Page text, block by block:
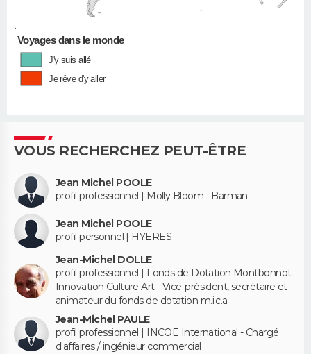
•
Voyages dans le monde
J'y suis allé
Je rêve d'y aller
VOUS RECHERCHEZ PEUT-ÊTRE
Jean Michel POOLE
profil professionnel | Molly Bloom - Barman
Jean Michel POOLE
profil personnel | HYERES
Jean-Michel DOLLE
profil professionnel | Fonds de Dotation Montbonnot
Innovation Culture Art - Vice-président, secrétaire et
animateur du fonds de dotation m.i.c.a
Jean-Michel PAULE
profil professionnel | INCOE International - Chargé
d'affaires / ingénieur commercial